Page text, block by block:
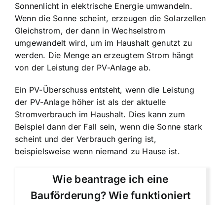
Sonnenlicht in elektrische Energie umwandeln.
Wenn die Sonne scheint, erzeugen die Solarzellen
Gleichstrom, der dann in Wechselstrom
umgewandelt wird, um im Haushalt genutzt zu
werden. Die Menge an erzeugtem Strom hängt
von der Leistung der PV-Anlage ab.
Ein PV-Überschuss entsteht, wenn die Leistung
der PV-Anlage höher ist als der aktuelle
Stromverbrauch im Haushalt. Dies kann zum
Beispiel dann der Fall sein, wenn die Sonne stark
scheint und der Verbrauch gering ist,
beispielsweise wenn niemand zu Hause ist.
Wie beantrage ich eine
Bauförderung? Wie funktioniert